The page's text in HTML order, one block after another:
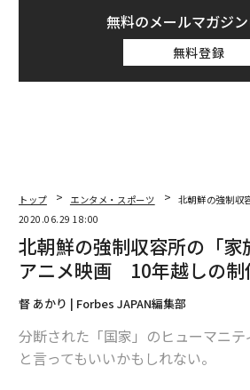
無料のメールマガジ
無料登録
トップ エンタメ・スポーツ
北朝鮮の強制収
2020.06.29 18:00
北朝鮮の強制収容所の「家
アニメ映画 10年越しの制
督 あかり | Forbes JAPAN編集部
分断された「国家」のヒューマニ
と言ってもいいかもしれない。